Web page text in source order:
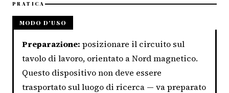
PRATICA
MODO D'USO
Preparazione: posizionare il circuito sul
tavolo di lavoro, orientato a Nord magnetico.
Questo dispositivo non deve essere
trasportato sul luogo di ricerca — va preparato